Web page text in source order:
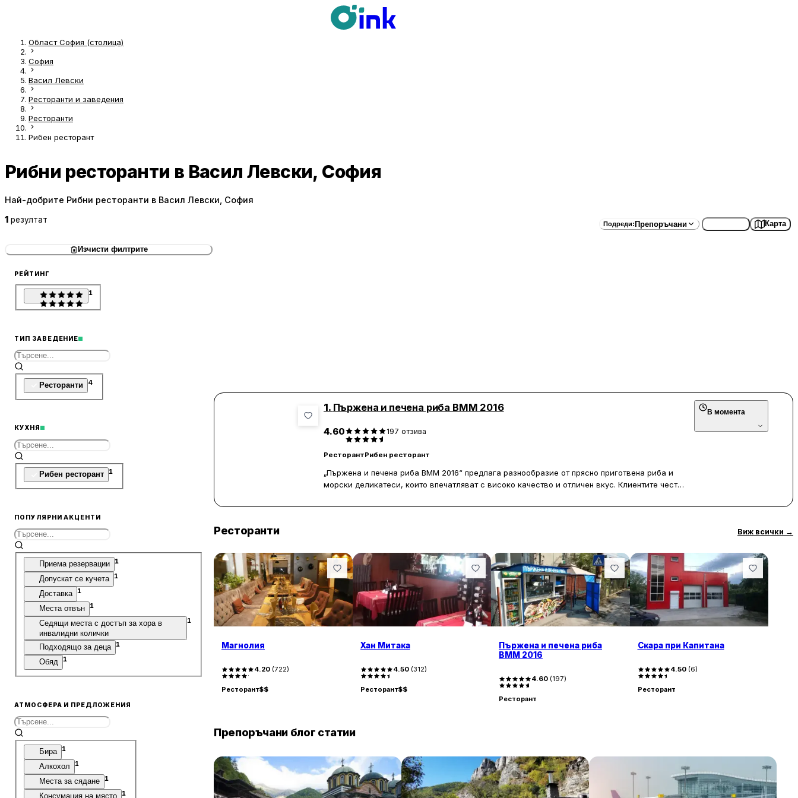
Област София (столица)
София
Васил Левски
Ресторанти и заведения
Ресторанти
Рибен ресторант
Рибни ресторанти в Васил Левски, София
Най-добрите Рибни ресторанти в Васил Левски, София
1 резултат Подреди:Препоръчани Карта
Изчисти филтрите
РЕЙТИНГ
1
ТИП ЗАВЕДЕНИЕ
Ресторанти 4
КУХНЯ
Рибен ресторант 1
ПОПУЛЯРНИ АКЦЕНТИ
Приема резервации 1
Допускат се кучета 1
Доставка 1
Места отвън 1
Седящи места с достъп за хора в
инвалидни колички
1
Подходящо за деца 1
Обяд 1
АТМОСФЕРА И ПРЕДЛОЖЕНИЯ
Бира 1
Алкохол 1
Места за сядане 1
Консумация на място 1
1. Пържена и печена риба ВММ 2016
4.60 197 отзива
РесторантРибен ресторант
„Пържена и печена риба ВММ 2016“ предлага разнообразие от прясно приготвена риба и
морски деликатеси, които впечатляват с високо качество и отличен вкус. Клиентите често
пърженият шаран са сред препоръчаните ястия. Удобството да се вземе храна за вкъщи е
винаги усмихнат и предразполагащ. Цените са достъпни, което прави мястото
предпочитано за редовни посещения. Въпреки че понякога храната се изчерпва бързо,
особено след 13 часа, клиентите остават доволни от съотношението цена/качество и се
връщат отново заради приятната атмосфера и вкусната храна.
В момента
Ресторанти Виж всички →
Магнолия
4.20 (722)
Ресторант$$
Хан Митака
4.50(312)
Ресторант$$
Пържена и печена риба
ВММ 2016
4.60 (197)
Ресторант
Скара при Капитана
4.50(6)
Ресторант
Препоръчани блог статии